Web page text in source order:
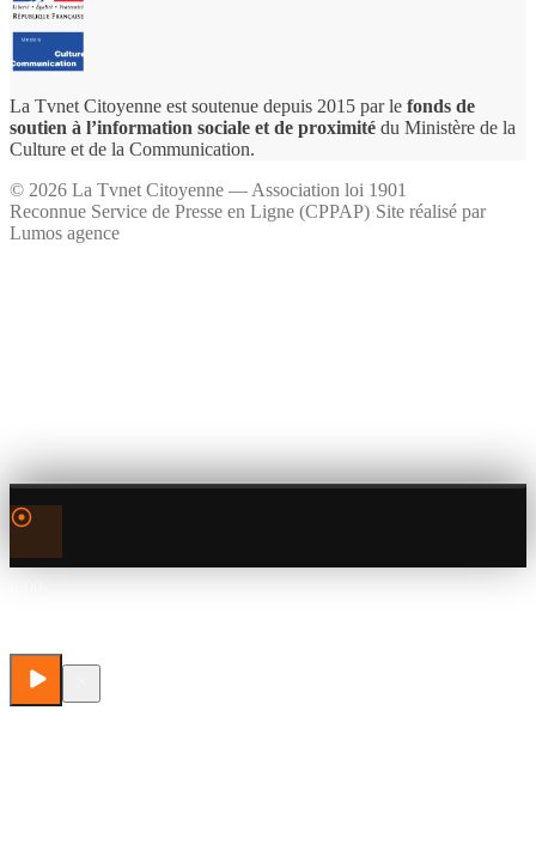
La Tvnet Citoyenne est soutenue depuis 2015 par le fonds de
soutien à l’information sociale et de proximité du Ministère de la
Culture et de la Communication.
© 2026 La Tvnet Citoyenne — Association loi 1901
Reconnue Service de Presse en Ligne (CPPAP)·Site réalisé par
Lumos agence